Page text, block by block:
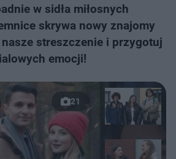
w sidła miłosnych
skrywa nowy znajomy
streszczenie i przygotuj
emocji!
21